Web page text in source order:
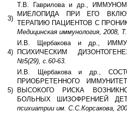
3)
Т.В. Гаврилова и др.,
МИЕЛОПИДА ПРИ ЕГО
ТЕРАПИЮ ПАЦИЕНТОВ С
Медицинская иммунология, 2008,
4)
И.В. Щербакова и др.,
ПСИХИЧЕСКИМ
№5(29), с.60-63.
5)
И.В. Щербакова и др.,
ПРИОБРЕТЕННОГО
ВЫСОКОГО РИСКА
БОЛЬНЫХ ШИЗОФРЕНИЕЙ
психиатрии им. С.С.Корсакова,